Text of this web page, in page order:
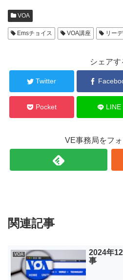
VOA
Emsチョイス VOA講座 リー
シェアす
Twitter
Pocket LINE
VE事務局をフ
関連記事
VOA
2024年
事